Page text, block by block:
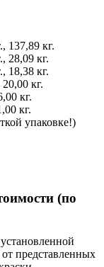
137,89 кг.
28,09 кг.
18,38 кг.
кг.
кг.
кг.
упаковке!)
(по
представленных